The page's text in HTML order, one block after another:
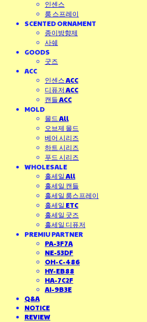
인센스
룸 스프레이
SCENTED ORNAMENT
종이방향제
사쉐
GOODS
굿즈
ACC
인센스 ACC
디퓨저 ACC
캔들 ACC
MOLD
몰드 All
오브제 몰드
베어 시리즈
하트 시리즈
푸드 시리즈
WHOLESALE
홀세일 All
홀세일 캔들
홀세일 룸스프레이
홀세일 ETC
홀세일 굿즈
홀세일 디퓨저
PREMIU PARTNER
PA-3F7A
NE-53DF
OH-C-486
HY-EB88
HA-7C2F
AI-9B3E
Q&A
NOTICE
REVIEW